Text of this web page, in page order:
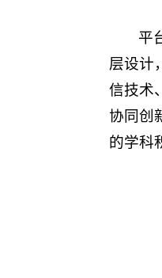
平
层设计
信技术
协同创
的学科